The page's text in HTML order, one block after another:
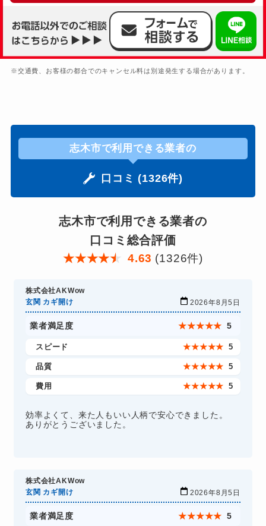
※交通費、お客様の都合でのキャンセル料は別途発生する場合があります。
志木市で利用できる業者の
口コミ (1326件)
志木市で利用できる業者の
口コミ総合評価
★★★★★ 4.63 (1326件)
株式会社AKWow
玄関 カギ開け
2026年8月5日
業者満足度 ★★★★★ 5
スピード ★★★★★ 5
品質 ★★★★★ 5
費用 ★★★★★ 5
効率よくて、来た人もいい人柄で安心できました。
ありがとうございました。
株式会社AKWow
玄関 カギ開け
2026年8月5日
業者満足度 ★★★★★ 5